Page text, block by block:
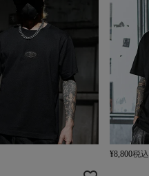
¥8,800税込